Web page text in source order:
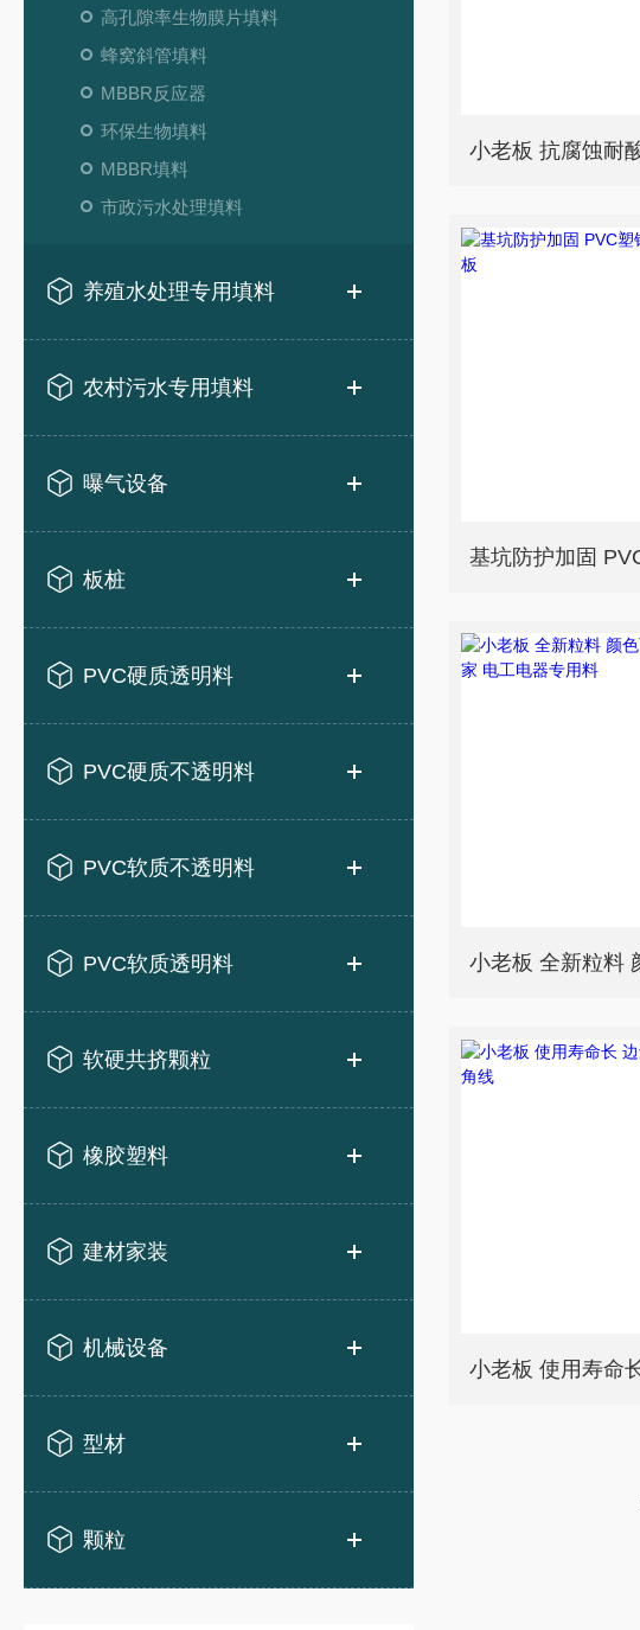
高孔隙率生物膜片填料
蜂窝斜管填料
MBBR反应器
环保生物填料
MBBR填料
市政污水处理填料
养殖水处理专用填料
农村污水专用填料
曝气设备
板桩
PVC硬质透明料
PVC硬质不透明料
PVC软质不透明料
PVC软质透明料
软硬共挤颗粒
橡胶塑料
建材家装
机械设备
型材
颗粒